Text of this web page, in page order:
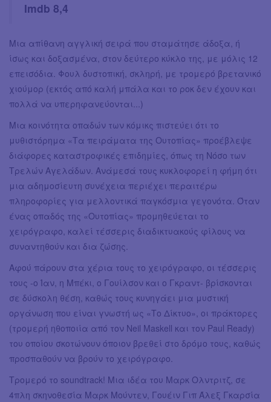
Imdb 8,4
Μια απίθανη αγγλική σειρά που σταμάτησε άδοξα, ή
ίσως και δοξασμένα, στον δεύτερο κύκλο της, με μόλις 12
επεισόδια. Φουλ δυστοπική, σκληρή, με τρομερό βρετανικό
χιούμορ (εκτός από καλή μπάλα και το ροκ δεν έχουν και
πολλά να υπερηφανεύονται...)
Μια κοινότητα οπαδών των κόμικς πιστεύει ότι το
μυθιστόρημα «Τα πειράματα της Ουτοπίας» προέβλεψε
διάφορες καταστροφικές επιδημίες, όπως τη Νόσο των
Τρελών Αγελάδων. Ανάμεσά τους κυκλοφορεί η φήμη ότι
μια αδημοσίευτη συνέχεια περιέχει περαιτέρω
πληροφορίες για μελλοντικά παγκόσμια γεγονότα. Όταν
ένας οπαδός της «Ουτοπίας» προμηθεύεται το
χειρόγραφο, καλεί τέσσερις διαδικτυακούς φίλους να
συναντηθούν και δια ζώσης.
Αφού πάρουν στα χέρια τους το χειρόγραφο, οι τέσσερις
τους -ο Ίαν, η Μπέκι, ο Γουίλσον και ο Γκραντ- βρίσκονται
σε δύσκολη θέση, καθώς τους κυνηγάει μια μυστική
οργάνωση που είναι γνωστή ως «Το Δίκτυο», οι πράκτορες
(τρομερή ηθοποιία από τον Neil Maskell και τον Paul Ready)
του οποίου σκοτώνουν όποιον βρεθεί στο δρόμο τους, καθώς
προσπαθούν να βρούν το χειρόγραφο.
Τρομερό το soundtrack! Μια ιδέα του Μαρκ Ολντριτζ, σε
4πλη σκηνοθεσία Μαρκ Μούντεν, Γουέιν Γιπ Άλεξ Γκαρσία